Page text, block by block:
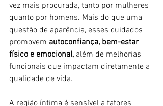
vez mais procurada, tanto por mulheres
quanto por homens. Mais do que uma
questão de aparência, esses cuidados
promovem autoconfiança, bem-estar
físico e emocional, além de melhorias
funcionais que impactam diretamente a
qualidade de vida.
A região íntima é sensível a fatores